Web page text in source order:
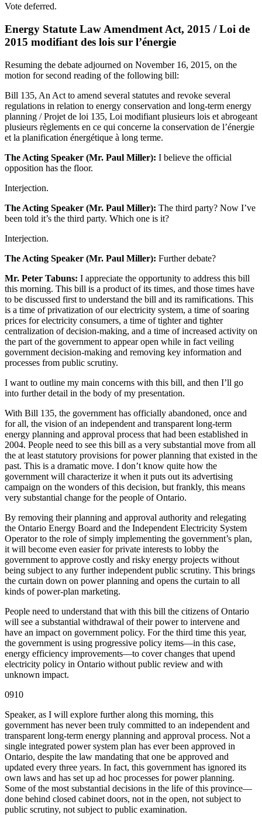
Vote deferred.
Energy Statute Law Amendment Act, 2015 / Loi de
2015 modifiant des lois sur l’énergie
Resuming the debate adjourned on November 16, 2015, on the
motion for second reading of the following bill:
Bill 135, An Act to amend several statutes and revoke several
regulations in relation to energy conservation and long-term energy
planning / Projet de loi 135, Loi modifiant plusieurs lois et abrogeant
plusieurs règlements en ce qui concerne la conservation de l’énergie
et la planification énergétique à long terme.
The Acting Speaker (Mr. Paul Miller): I believe the official
opposition has the floor.
Interjection.
The Acting Speaker (Mr. Paul Miller): The third party? Now I’ve
been told it’s the third party. Which one is it?
Interjection.
The Acting Speaker (Mr. Paul Miller): Further debate?
Mr. Peter Tabuns: I appreciate the opportunity to address this bill
this morning. This bill is a product of its times, and those times have
to be discussed first to understand the bill and its ramifications. This
is a time of privatization of our electricity system, a time of soaring
prices for electricity consumers, a time of tighter and tighter
centralization of decision-making, and a time of increased activity on
the part of the government to appear open while in fact veiling
government decision-making and removing key information and
processes from public scrutiny.
I want to outline my main concerns with this bill, and then I’ll go
into further detail in the body of my presentation.
With Bill 135, the government has officially abandoned, once and
for all, the vision of an independent and transparent long-term
energy planning and approval process that had been established in
2004. People need to see this bill as a very substantial move from all
the at least statutory provisions for power planning that existed in the
past. This is a dramatic move. I don’t know quite how the
government will characterize it when it puts out its advertising
campaign on the wonders of this decision, but frankly, this means
very substantial change for the people of Ontario.
By removing their planning and approval authority and relegating
the Ontario Energy Board and the Independent Electricity System
Operator to the role of simply implementing the government’s plan,
it will become even easier for private interests to lobby the
government to approve costly and risky energy projects without
being subject to any further independent public scrutiny. This brings
the curtain down on power planning and opens the curtain to all
kinds of power-plan marketing.
People need to understand that with this bill the citizens of Ontario
will see a substantial withdrawal of their power to intervene and
have an impact on government policy. For the third time this year,
the government is using progressive policy items—in this case,
energy efficiency improvements—to cover changes that upend
electricity policy in Ontario without public review and with
unknown impact.
0910
Speaker, as I will explore further along this morning, this
government has never been truly committed to an independent and
transparent long-term energy planning and approval process. Not a
single integrated power system plan has ever been approved in
Ontario, despite the law mandating that one be approved and
updated every three years. In fact, this government has ignored its
own laws and has set up ad hoc processes for power planning.
Some of the most substantial decisions in the life of this province—
done behind closed cabinet doors, not in the open, not subject to
public scrutiny, not subject to public examination.